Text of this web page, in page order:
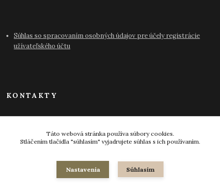
Súhlas so spracovaním osobných údajov pre účely registrácie
užívateľského účtu
KONTAKTY
Táto webová stránka používa súbory cookies.
Stláčením tlačidla "súhlasím" vyjadrujete súhlas s ich používaním.
Nastavenia Súhlasím